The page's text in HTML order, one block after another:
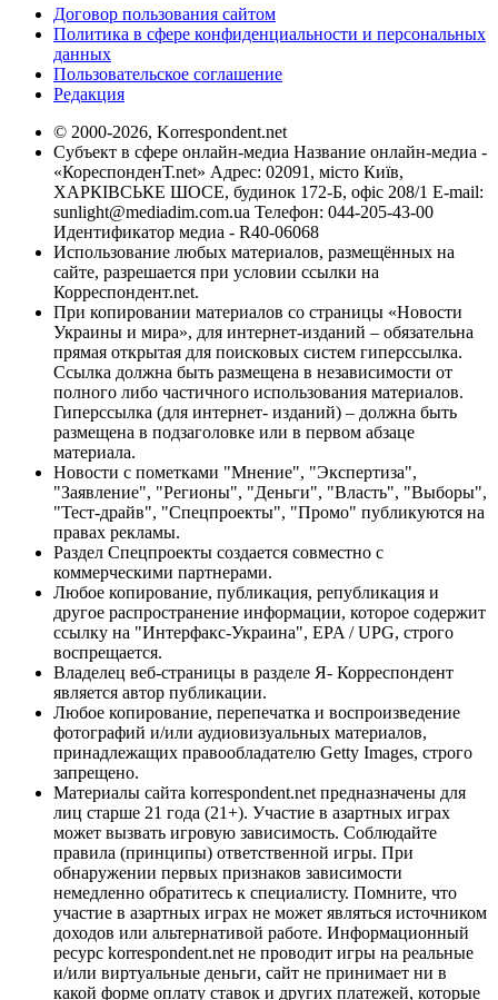
Договор пользования сайтом
Политика в сфере конфиденциальности и персональных
данных
Пользовательское соглашение
Редакция
© 2000-2026, Korrespondent.net
Субъект в сфере онлайн-медиа Название онлайн-медиа -
«КореспонденТ.net» Адрес: 02091, місто Київ,
ХАРКІВСЬКЕ ШОСЕ, будинок 172-Б, офіс 208/1 E-mail:
sunlight@mediadim.com.ua Телефон: 044-205-43-00
Идентификатор медиа - R40-06068
Использование любых материалов, размещённых на
сайте, разрешается при условии ссылки на
Корреспондент.net.
При копировании материалов со страницы «Новости
Украины и мира», для интернет-изданий – обязательна
прямая открытая для поисковых систем гиперссылка.
Ссылка должна быть размещена в независимости от
полного либо частичного использования материалов.
Гиперссылка (для интернет- изданий) – должна быть
размещена в подзаголовке или в первом абзаце
материала.
Новости с пометками "Мнение", "Экспертиза",
"Заявление", "Регионы", "Деньги", "Власть", "Выборы",
"Тест-драйв", "Спецпроекты", "Промо" публикуются на
правах рекламы.
Раздел Спецпроекты создается совместно с
коммерческими партнерами.
Любое копирование, публикация, републикация и
другое распространение информации, которое содержит
ссылку на "Интерфакс-Украина", EPA / UPG, строго
воспрещается.
Владелец веб-страницы в разделе Я- Корреспондент
является автор публикации.
Любое копирование, перепечатка и воспроизведение
фотографий и/или аудиовизуальных материалов,
принадлежащих правообладателю Getty Images, строго
запрещено.
Материалы сайта korrespondent.net предназначены для
лиц старше 21 года (21+). Участие в азартных играх
может вызвать игровую зависимость. Соблюдайте
правила (принципы) ответственной игры. При
обнаружении первых признаков зависимости
немедленно обратитесь к специалисту. Помните, что
участие в азартных играх не может являться источником
доходов или альтернативой работе. Информационный
ресурс korrespondent.net не проводит игры на реальные
и/или виртуальные деньги, сайт не принимает ни в
какой форме оплату ставок и других платежей, которые